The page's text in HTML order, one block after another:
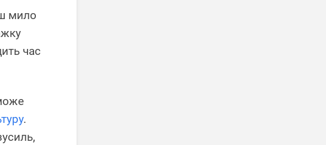
мило
час
.